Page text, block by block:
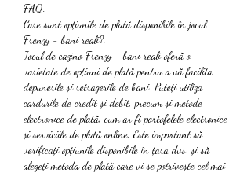
FAQ.
Care sunt opțiunile de plată disponibile în jocul
Frenzy - bani reali?.
Jocul de cazino Frenzy - bani reali oferă o
varietate de opțiuni de plată pentru a vă facilita
depunerile și retragerile de bani. Puteți utiliza
cardurile de credit și debit, precum și metode
electronice de plată, cum ar fi portofelele electronice
și serviciile de plată online. Este important să
verificați opțiunile disponibile în țara dvs. și să
alegeți metoda de plată care vi se potrivește cel mai